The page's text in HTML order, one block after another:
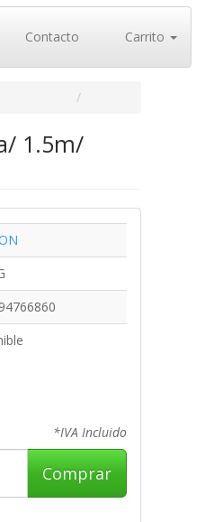
Contacto Carrito
1.5m/
*IVA Incluido
Comprar